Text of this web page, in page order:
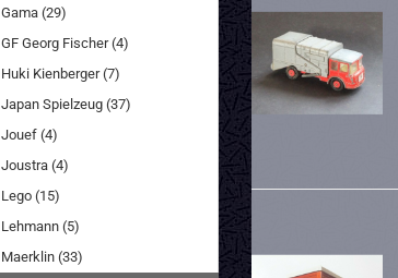
Gama (29)
GF Georg Fischer (4)
Huki Kienberger (7)
Japan Spielzeug (37)
Jouef (4)
Joustra (4)
Lego (15)
Lehmann (5)
Maerklin (33)